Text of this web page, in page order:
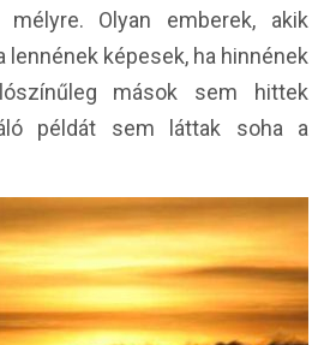
Olyan emberek, akik
lennének képesek, ha hinnének
mások sem hittek
példát sem láttak soha a